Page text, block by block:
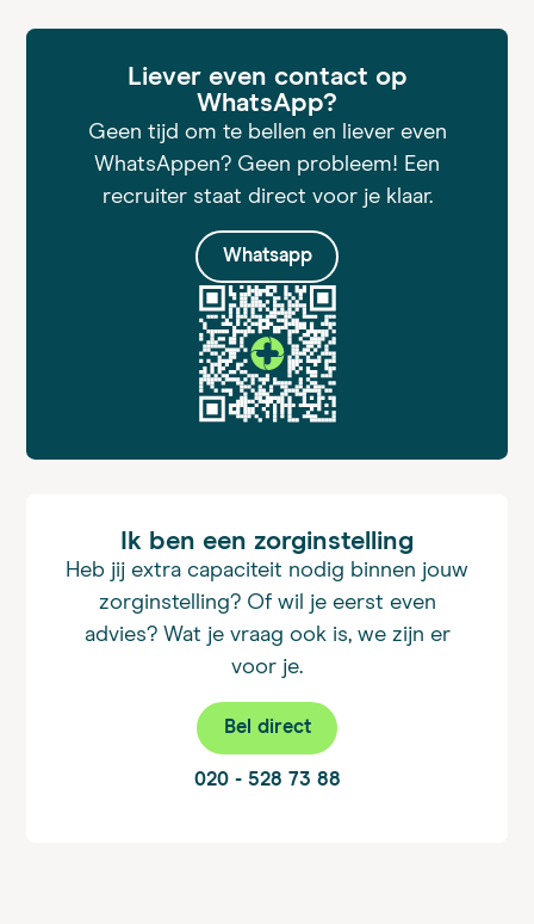
Liever even contact op
WhatsApp?
Geen tijd om te bellen en liever even
WhatsAppen? Geen probleem! Een
recruiter staat direct voor je klaar.
Whatsapp
Ik ben een zorginstelling
Heb jij extra capaciteit nodig binnen jouw
zorginstelling? Of wil je eerst even
advies? Wat je vraag ook is, we zijn er
voor je.
Bel direct
020 - 528 73 88